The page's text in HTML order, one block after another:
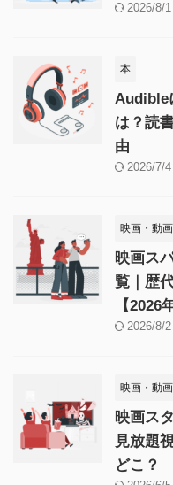
2026/8/1
本
Audible
は？読
由
2026/7/4
映画・動画
映画ス
覧｜歴
【2026
2026/8/2
映画・動画
映画ス
見放題
どこ？